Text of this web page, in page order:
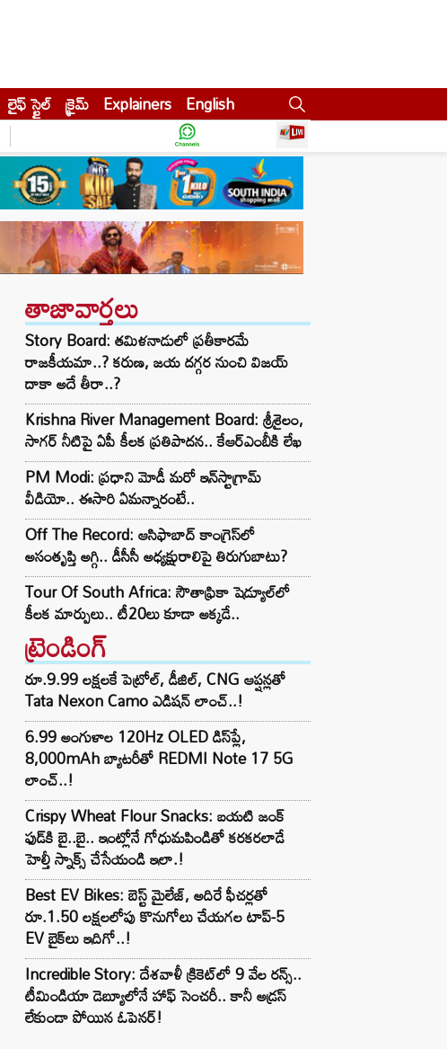
లైఫ్ స్టైల్ క్రైమ్ Explainers English
తాజావార్తలు
Story Board: తమిళనాడులో ప్రతీకారమే
రాజకీయమా..? కరుణ, జయ దగ్గర నుంచి విజయ్
దాకా అదే తీరా..?
Krishna River Management Board: శ్రీశైలం,
సాగర్ నీటిపై ఏపీ కీలక ప్రతిపాదన.. కేఆర్ఎంబీకి లేఖ
PM Modi: ప్రధాని మోడీ మరో ఇన్‌స్టాగ్రామ్
వీడియో.. ఈసారి ఏమన్నారంటే..
Off The Record: ఆసిఫాబాద్ కాంగ్రెస్‌లో
అసంతృప్తి అగ్గి.. డీసీసీ అధ్యక్షురాలిపై తిరుగుబాటు?
Tour Of South Africa: సౌతాఫ్రికా షెడ్యూల్‌లో
కీలక మార్పులు.. టీ20లు కూడా అక్కడే..
ట్రెండింగ్‌
రూ.9.99 లక్షలకే పెట్రోల్, డీజిల్, CNG ఆప్షన్లతో
Tata Nexon Camo ఎడిషన్ లాంచ్..!
6.99 అంగుళాల 120Hz OLED డిస్‌ప్లే,
8,000mAh బ్యాటరీతో REDMI Note 17 5G
లాంచ్..!
Crispy Wheat Flour Snacks: బయటి జంక్
ఫుడ్‌కి బై..బై.. ఇంట్లోనే గోధుమపిండితో కరకరలాడే
హెల్తీ స్నాక్స్ చేసేయండి ఇలా.!
Best EV Bikes: బెస్ట్ మైలేజ్, అదిరే ఫీచర్లతో
రూ.1.50 లక్షలలోపు కొనుగోలు చేయగల టాప్-5
EV బైక్‌లు ఇదిగో..!
Incredible Story: దేశవాళీ క్రికెట్‌లో 9 వేల రన్స్..
టీమిండియా డెబ్యూలోనే హాఫ్ సెంచరీ.. కానీ అడ్రస్
లేకుండా పోయిన ఓపెనర్!